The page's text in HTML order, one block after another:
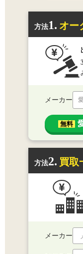
方法1. オー
メーカー
無料
方法2. 買取
メーカー